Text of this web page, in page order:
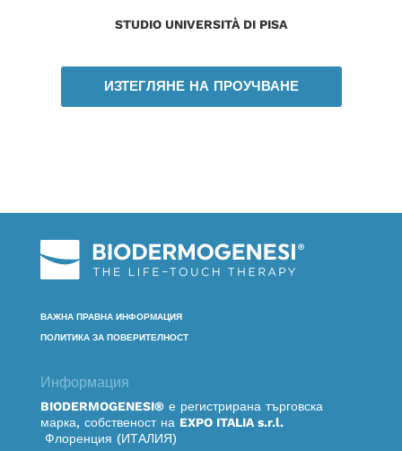
STUDIO UNIVERSITÀ DI PISA
ИЗТЕГЛЯНЕ НА ПРОУЧВАНЕ
ВАЖНА ПРАВНА ИНФОРМАЦИЯ
ПОЛИТИКА ЗА ПОВЕРИТЕЛНОСТ
Информация
BIODERMOGENESI®е регистрирана търговска
марка, собственост на EXPO ITALIA s.r.l.
Флоренция (ИТАЛИЯ)